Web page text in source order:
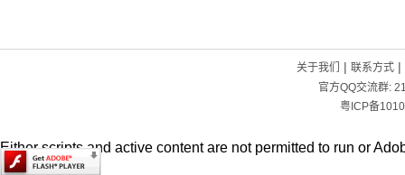
关于我们 | 联系方式|
官方QQ交流群:
粤ICP备
Either scripts and active content are not permitted to run or